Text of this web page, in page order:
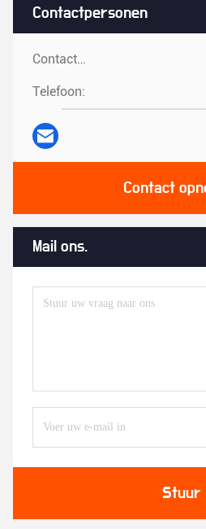
Contactpersonen
Contactpersonen:
Telefoon:
Contact
Mail ons.
Stuur